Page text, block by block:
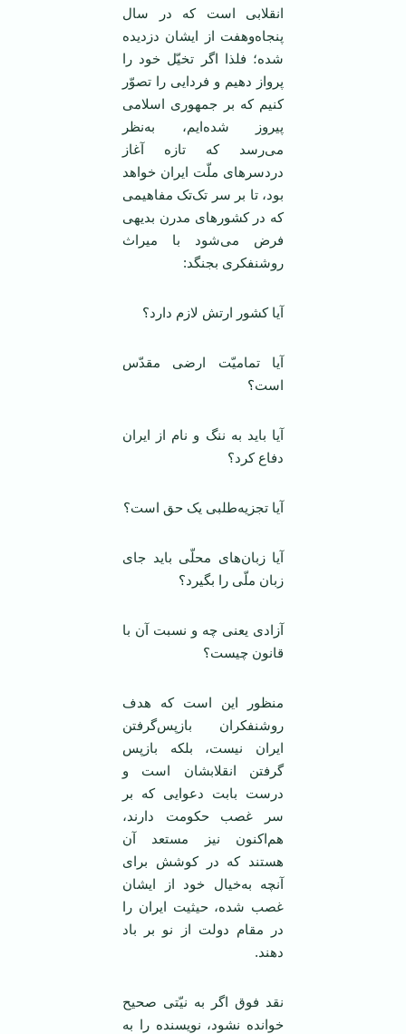
انقلابی است که در سال
پنجاه‌وهفت از ایشان دزدیده
شده؛ فلذا اگر تخیّل خود را
پرواز دهیم و فردایی را تصوّر
کنیم که بر جمهوری اسلامی
پیروز شده‌ایم، به‌نظر
می‌رسد که تازه آغاز
دردسرهای ملّت ایران خواهد
بود، تا بر سر تک‌تک مفاهیمی
که در کشورهای مدرن بدیهی
فرض می‌شود با میراث
روشنفکری بجنگد:
آیا کشور ارتش لازم دارد؟
آیا تمامیّت ارضی مقدّس
است؟
آیا باید به ننگ و نام از ایران
دفاع کرد؟
آیا تجزیه‌طلبی یک حق است؟
آیا زبان‌های محلّی باید جای
زبان ملّی را بگیرد؟
آزادی یعنی چه و نسبت آن با
قانون چیست؟
منظور این است که هدف
روشنفکران بازپس‌گرفتن
ایران نیست، بلکه بازپس
‌گرفتن انقلابشان است و
درست بابت دعوایی که بر
سر غصب حکومت دارند،
هم‌اکنون نیز مستعد آن
هستند که در کوشش برای
آنچه به‌خیال خود از ایشان
غصب شده، حیثیت ایران را
در مقام دولت از نو بر باد
دهند.
نقد فوق اگر به نیّتی صحیح
خوانده نشود، نویسنده را به